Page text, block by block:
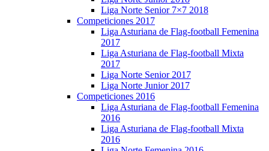
Liga Norte Senior 7×7 2018
Competiciones 2017
Liga Asturiana de Flag-football Femenina
2017
Liga Asturiana de Flag-football Mixta
2017
Liga Norte Senior 2017
Liga Norte Junior 2017
Competiciones 2016
Liga Asturiana de Flag-football Femenina
2016
Liga Asturiana de Flag-football Mixta
2016